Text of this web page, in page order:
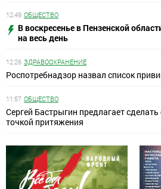
12:49 ОБЩЕСТВО
В воскресенье в Пензенской
на весь день
12:26 ЗДРАВООХРАНЕНИЕ
Роспотребнадзор назвал список
11:57 ОБЩЕСТВО
Сергей Бастрыгин предлагает
точкой притяжения